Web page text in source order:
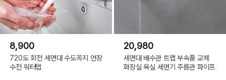
8,900
720도 회전 세면대 수도꼭지 연장
수전 워터탭
20,980
세면대 배수관 트랩 부속품 교체
화장실 욕실 세면기 주름관 파이프